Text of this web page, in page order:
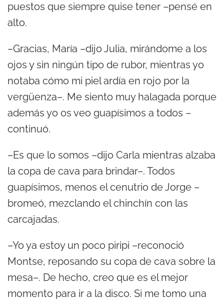
puestos que siempre quise tener –pensé en
alto.
–Gracias, María –dijo Julia, mirándome a los
ojos y sin ningún tipo de rubor, mientras yo
notaba cómo mi piel ardía en rojo por la
vergüenza–. Me siento muy halagada porque
además yo os veo guapísimos a todos –
continuó.
–Es que lo somos –dijo Carla mientras alzaba
la copa de cava para brindar–. Todos
guapísimos, menos el cenutrio de Jorge –
bromeó, mezclando el chinchín con las
carcajadas.
–Yo ya estoy un poco piripi –reconoció
Montse, reposando su copa de cava sobre la
mesa–. De hecho, creo que es el mejor
momento para ir a la disco. Si me tomo una